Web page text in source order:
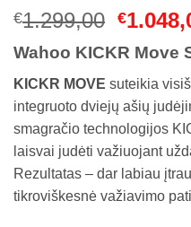
€1.299,00
price
was:
€
Wahoo KICKR Move
KICKR MOVE suteikia
integruoto dviejų ašių
smagračio technologijos
laisvai judėti važiuojant
Rezultatas – dar labiau
tikroviškesnė važiavimo